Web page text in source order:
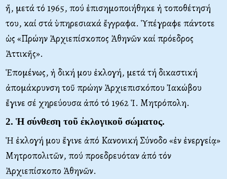
ἤ, μετά τό 1965, πού ἐπισημοποιήθηκε ἡ τοποθέτησή
του, καί στά ὑπηρεσιακά ἔγγραφα. Ὑπέγραφε πάντοτε
ὡς «Πρώην Ἀρχιεπίσκοπος Ἀθηνῶν καί πρόεδρος
Ἀττικῆς».
Ἑπομένως, ἡ δική μου ἐκλογή, μετά τή δικαστική
ἀπομάκρυνση τοῦ πρώην Ἀρχιεπισκόπου Ἰακώβου
ἔγινε σέ χηρεύουσα ἀπό τό 1962 Ἱ. Mητρόπολη.
2. Ἡ σύνθεση τοῦ ἐκλογικοῦ σώματος.
Ἡ ἐκλογή μου ἔγινε ἀπό Kανονική Σύνοδο «ἐν ἐνεργείᾳ»
Mητροπολιτῶν, πού προεδρευόταν ἀπό τόν
Ἀρχιεπίσκοπο Ἀθηνῶν.